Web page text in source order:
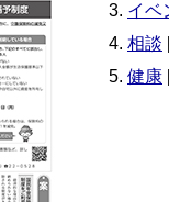
イベ
相談
健康